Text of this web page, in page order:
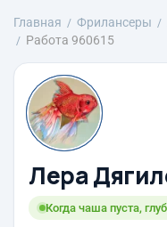
Главная Фрилансеры
Работа 960615
Лера
Когда чаша пуста,